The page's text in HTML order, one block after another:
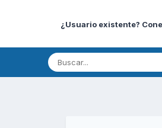
¿Usuario existente?